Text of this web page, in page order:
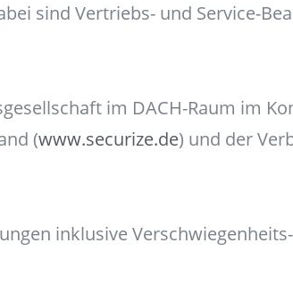
sind Vertriebs- und Service-
im DACH-Raum im
(www.securize.de) und der
inklusive